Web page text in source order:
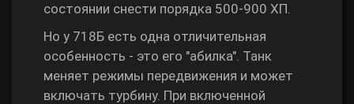
состоянии снести порядка 500-900 ХП.
Но у 718Б есть одна отличительная
особенность - это его "абилка". Танк
меняет режимы передвижения и может
включать турбину. При включенной